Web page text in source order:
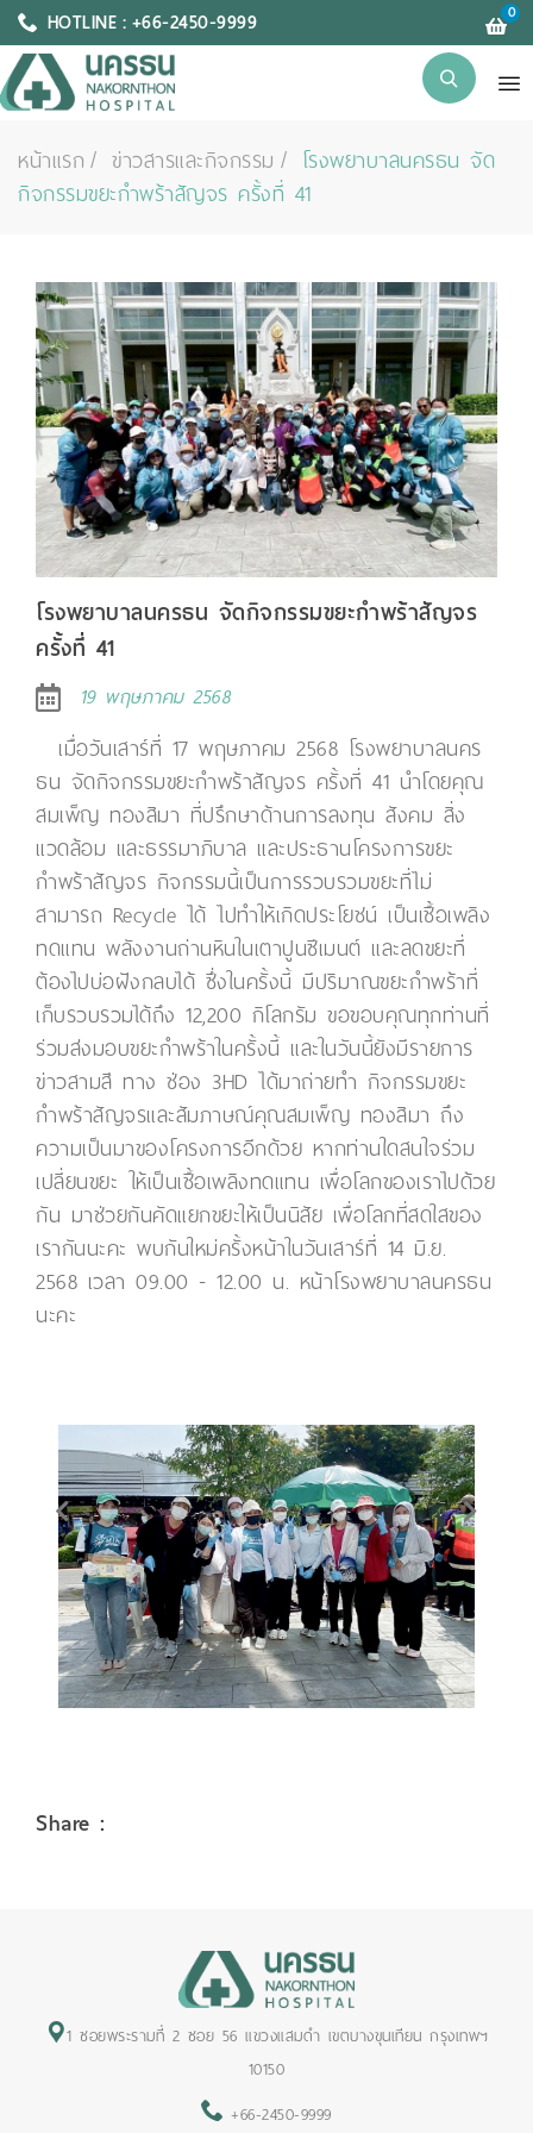
HOTLINE : +66-2450-9999 0
หน้าแรก ข่าวสารและกิจกรรม
โรงพยาบาลนครธน จัด
กิจกรรมขยะกำพร้าสัญจร ครั้งที่ 41
โรงพยาบาลนครธน จัดกิจกรรมขยะกำพร้าสัญจร
ครั้งที่ 41
19 พฤษภาคม 2568
เมื่อวันเสาร์ที่ 17 พฤษภาคม 2568 โรงพยาบาลนคร
ธน จัดกิจกรรมขยะกำพร้าสัญจร ครั้งที่ 41 นำโดยคุณ
สมเพ็ญ ทองสิมา ที่ปรึกษาด้านการลงทุน สังคม สิ่ง
แวดล้อม และธรรมาภิบาล และประธานโครงการขยะ
กำพร้าสัญจร กิจกรรมนี้เป็นการรวบรวมขยะที่ไม่
สามารถ Recycle ได้ ไปทำให้เกิดประโยชน์ เป็นเชื้อเพลิง
ทดแทน พลังงานถ่านหินในเตาปูนซีเมนต์ และลดขยะที่
ต้องไปบ่อฝังกลบได้ ซึ่งในครั้งนี้ มีปริมาณขยะกำพร้าที่
เก็บรวบรวมได้ถึง 12,200 กิโลกรัม ขอขอบคุณทุกท่านที่
ร่วมส่งมอบขยะกำพร้าในครั้งนี้ และในวันนี้ยังมีรายการ
ข่าวสามสี ทาง ช่อง 3HD ได้มาถ่ายทำ กิจกรรมขยะ
กำพร้าสัญจรและสัมภาษณ์คุณสมเพ็ญ ทองสิมา ถึง
ความเป็นมาของโครงการอีกด้วย หากท่านใดสนใจร่วม
เปลี่ยนขยะ ให้เป็นเชื้อเพลิงทดแทน เพื่อโลกของเราไปด้วย
กัน มาช่วยกันคัดแยกขยะให้เป็นนิสัย เพื่อโลกที่สดใสของ
เรากันนะคะ พบกันใหม่ครั้งหน้าในวันเสาร์ที่ 14 มิ.ย.
2568 เวลา 09.00 - 12.00 น. หน้าโรงพยาบาลนครธน
นะคะ
Share :
1 ซอยพระรามที่ 2 ซอย 56 แขวงแสมดำ เขตบางขุนเทียน กรุงเทพฯ
10150
+66-2450-9999